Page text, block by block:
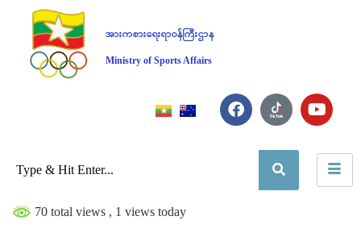
အားကစားရေးရာဝန်ကြီးဌာန
Ministry of Sports Affairs
70 total views , 1 views today